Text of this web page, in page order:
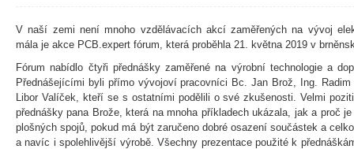
V naší zemi není mnoho vzdělávacích akcí zaměřených na vývoj
mála je akce PCB.expert fórum, která proběhla 21. května 2019 v
Fórum nabídlo čtyři přednášky zaměřené na výrobní technologie a
Přednášejícími byli přímo vývojoví pracovníci Bc. Jan Brož, Ing. Radim
Libor Valíček, kteří se s ostatními podělili o své zkušenosti. Velmi
přednášky pana Brože, která na mnoha příkladech ukázala, jak a proč
plošných spojů, pokud má být zaručeno dobré osazení součástek a
a navíc i spolehlivější výrobě. Všechny prezentace použité k